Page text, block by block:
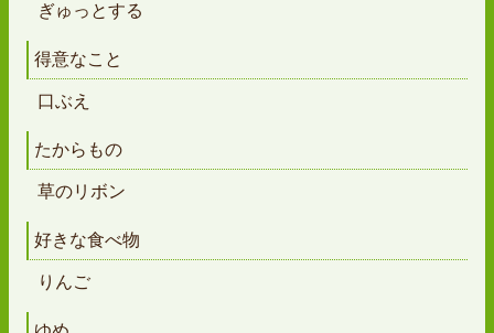
ぎゅっとする
得意なこと
口ぶえ
たからもの
草のリボン
好きな食べ物
りんご